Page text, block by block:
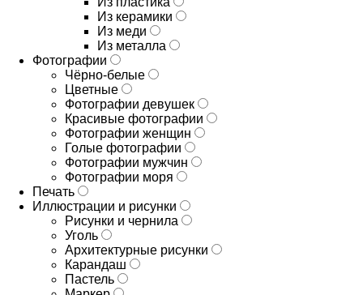
Из керамики
Из меди
Из металла
Фотографии
Чёрно-белые
Цветные
Фотографии девушек
Красивые фотографии
Фотографии женщин
Голые фотографии
Фотографии мужчин
Фотографии моря
Печать
Иллюстрации и рисунки
Рисунки и чернила
Уголь
Архитектурные рисунки
Карандаш
Пастель